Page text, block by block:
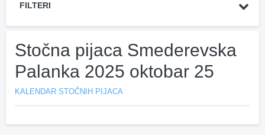
FILTERI
Stočna pijaca Smederevska
Palanka 2025 oktobar 25
KALENDAR STOČNIH PIJACA